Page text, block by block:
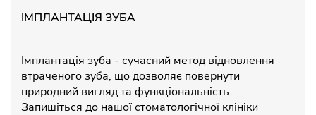
ІМПЛАНТАЦІЯ ЗУБА
Імплантація зуба - сучасний метод відновлення
втраченого зуба, що дозволяє повернути
природний вигляд та функціональність.
Запишіться до нашої стоматологічної клініки